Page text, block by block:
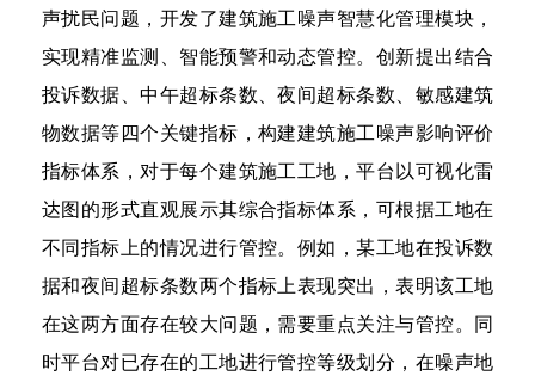
声扰民问题，开发了建筑施工噪声智慧化管理模块，
实现精准监测、智能预警和动态管控。创新提出结合
投诉数据、中午超标条数、夜间超标条数、敏感建筑
物数据等四个关键指标，构建建筑施工噪声影响评价
指标体系，对于每个建筑施工工地，平台以可视化雷
达图的形式直观展示其综合指标体系，可根据工地在
不同指标上的情况进行管控。例如，某工地在投诉数
据和夜间超标条数两个指标上表现突出，表明该工地
在这两方面存在较大问题，需要重点关注与管控。同
时平台对已存在的工地进行管控等级划分，在噪声地